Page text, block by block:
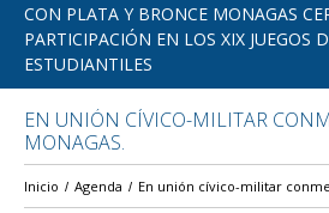
CON PLATA Y BRONCE MONAGAS
PARTICIPACIÓN EN LOS XIX JUEGOS
ESTUDIANTILES
EN UNIÓN CÍVICO-MILITAR
MONAGAS.
Inicio Agenda En unión cívico-militar